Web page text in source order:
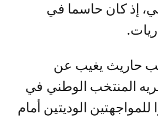
إذ كان حاسما في
حاريث يغيب عن
المنتخب الوطني في
الوديتين أمام